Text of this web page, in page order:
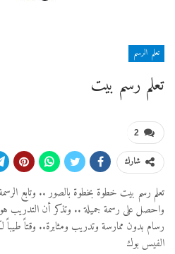
تعلم الرسم
تعلم رسم بيت
2
شارك
تعلم رسم بيت خطوة بخطوة بالصور .. وتابع
واحصل على رسمة جميلة .. وتذكر أن التدريب
رسام بدون ممارسة وتدريب ومثابرة.. وقتاً طيباً
الفيس بوك